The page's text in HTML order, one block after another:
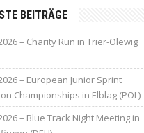
BEITRÄGE
– Charity Run in Trier-Olewig
– European Junior Sprint
Championships in Elblag (POL)
– Blue Track Night Meeting in